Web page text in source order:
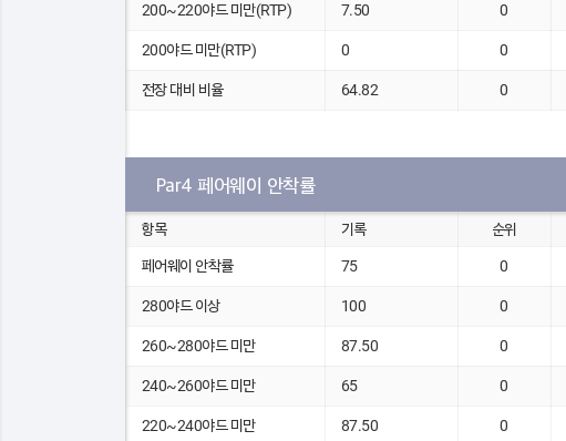
200~220야드 미만(RTP) 7.50 0
200야드 미만(RTP) 0 0
전장 대비 비율 64.82 0
Par4 페어웨이 안착률
항목 기록 순위
페어웨이 안착률 75 0
280야드 이상 100 0
260~280야드 미만 87.50 0
240~260야드 미만 65 0
220~240야드 미만 87.50 0